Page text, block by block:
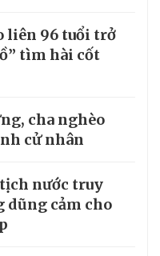
liên 96 tuổi trở
tìm hài cốt
cha nghèo
cử nhân
nước truy
dũng cảm cho